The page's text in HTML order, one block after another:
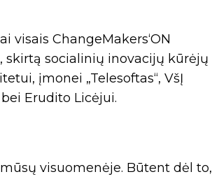
ChangeMakers‘ON
skirtą socialinių inovacijų kūrėjų
įmonei „Telesoftas“, VšĮ
Erudito Licėjui.
visuomenėje. Būtent dėl to,